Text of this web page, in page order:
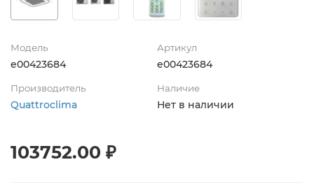
Модель
e00423684
Артикул
e00423684
Производитель
Quattroclima
Наличие
Нет в наличии
103752.00 ₽